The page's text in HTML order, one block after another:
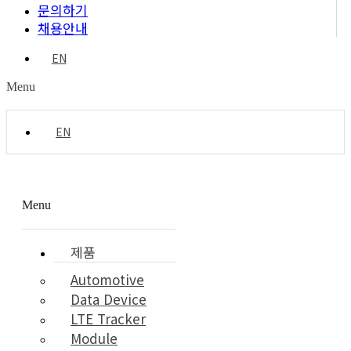
문의하기
채용안내
EN
Menu
EN
Menu
제품
Automotive
Data Device
LTE Tracker
Module